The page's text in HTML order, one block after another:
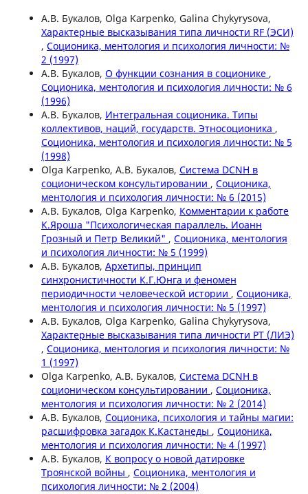
А.В. Букалов, Olga Karpenko, Galina Chykyrysova,
Характерные высказывания типа личности RF (ЭСИ)
, Соционика, ментология и психология личности: №
2 (1997)
А.В. Букалов, О функции сознания в соционике ,
Соционика, ментология и психология личности: № 6
(1996)
А.В. Букалов, Интегральная соционика. Типы
коллективов, наций, государств. Этносоционика ,
Соционика, ментология и психология личности: № 5
(1998)
Olga Karpenko, А.В. Букалов, Система DCNH в
соционическом консультировании , Соционика,
ментология и психология личности: № 6 (2015)
А.В. Букалов, Olga Karpenko, Комментарии к работе
К.Яроша "Психологическая параллель. Иоанн
Грозный и Петр Великий" , Соционика, ментология
и психология личности: № 5 (1999)
А.В. Букалов, Архетипы, принцип
синхронистичности К.Г.Юнга и феномен
периодичности человеческой истории , Соционика,
ментология и психология личности: № 5 (1997)
А.В. Букалов, Olga Karpenko, Galina Chykyrysova,
Характерные высказывания типа личности PT (ЛИЭ)
, Соционика, ментология и психология личности: №
1 (1997)
Olga Karpenko, А.В. Букалов, Система DCNH в
соционическом консультировании , Соционика,
ментология и психология личности: № 2 (2014)
А.В. Букалов, Соционика, психология и тайны магии:
расшифровка загадок К.Кастанеды , Соционика,
ментология и психология личности: № 4 (1997)
А.В. Букалов, К вопросу о новой датировке
Троянской войны , Соционика, ментология и
психология личности: № 2 (2004)